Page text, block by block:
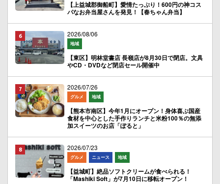
【上益城郡御船町】愛情たっぷり！600円の神コス
パなお弁当屋さんを発見！【春ちゃん弁当】
2026/08/06
地域
【東区】明林堂書店 長嶺店が8月30日で閉店。文具
やCD・DVDなど閉店セール開催中
2026/07/26
グルメ 地域
【熊本市南区】今年1月にオープン！身体喜ぶ国産
食材を中心とした手作りランチと米粉100％の無添
加スイーツのお店「ぽると」
2026/07/23
グルメ ニュース 地域
【益城町】絶品ソフトクリームが食べられる！
「Mashiki Soft」が7月10日に移転オープン！